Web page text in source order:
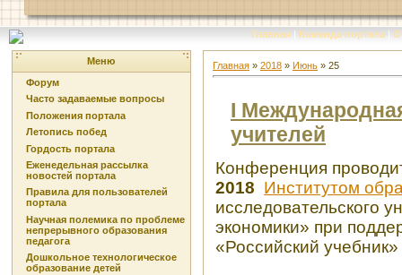
Главная | Команда портала | О
Меню
Форум
Часто задаваемые вопросы
Положения портала
Летопись побед
Гордость портала
Еженедельная рассылка
новостей портала
Правила для пользователей
портала
Научная полемика по проблеме
непрерывного образования
педагога
Дошкольное технологическое
образование детей
Главная » 2018 » Июнь » 25
I
учителей
Конференция
2018 Институтом
исследовательского
экономики» при
«Российский учебник»